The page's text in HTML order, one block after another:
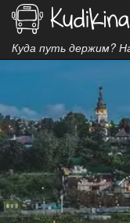
Куда путь держим?